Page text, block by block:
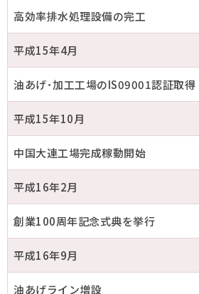
高効率排水処理設備の完工
平成15年4月
油あげ･加工工場のIS09001認証取得
平成15年10月
中国大連工場完成稼動開始
平成16年2月
創業100周年記念式典を挙行
平成16年9月
油あげライン増設